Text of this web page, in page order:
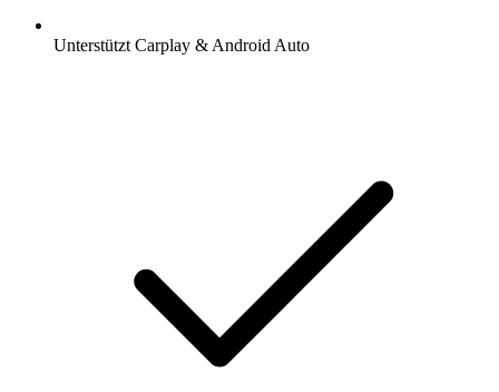
Unterstützt Carplay & Android Auto